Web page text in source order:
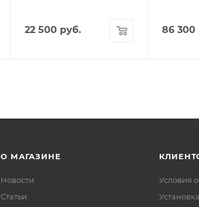
22 500руб. 86 300
О МАГАЗИНЕ
Новости
Статьи
Условия